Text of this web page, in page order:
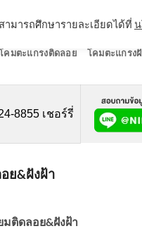
คมตะแกรงติดลอย โคมตะแกรง
8855 เชอร์รี่
ย&ฝังฝ้า
ติดลอย&ฝังฝ้า
มารถศึกษารายละเอียดได้ที่